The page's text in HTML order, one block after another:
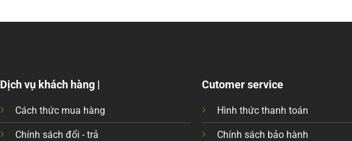
Dịch vụ khách hàng |
Cách thức mua hàng
Chính sách đổi - trả
Cutomer service
Hình thức thanh toán
Chính sách bảo hành